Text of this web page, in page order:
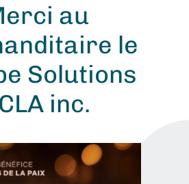
au
le
Solutions
inc.